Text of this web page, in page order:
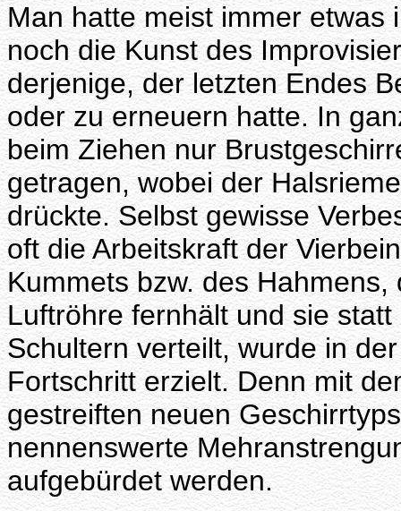
Man hatte meist immer
noch die Kunst des
derjenige, der letzten Endes
oder zu erneuern hatte. In
beim Ziehen nur
getragen, wobei der
drückte. Selbst gewisse
oft die Arbeitskraft der
Kummets bzw. des
Luftröhre fernhält und sie
Schultern verteilt, wurde in
Fortschritt erzielt. Denn mit
gestreiften neuen
nennenswerte
aufgebürdet werden.